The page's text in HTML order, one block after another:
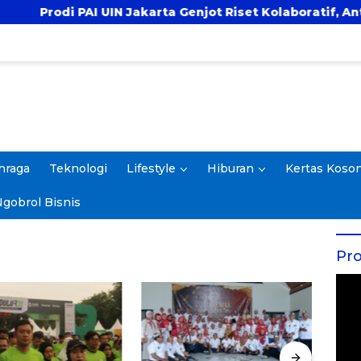
PAI UIN Jakarta Genjot Riset Kolaboratif, Antar 4
Teknologi Lifestyle Hiburan Kertas
Bisnis